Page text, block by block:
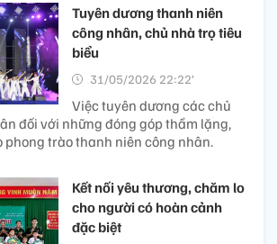
Tuyên dương thanh niên
công nhân, chủ nhà trọ tiêu
biểu
31/05/2026 22:22’
Việc tuyên dương các chủ
đối với những đóng góp thầm lặng,
phong trào thanh niên công nhân.
Kết nối yêu thương, chăm lo
cho người có hoàn cảnh
đặc biệt